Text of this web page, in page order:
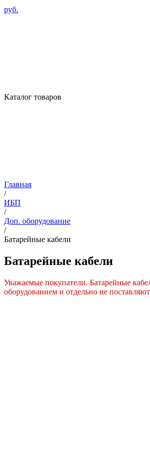
руб.
Каталог товаров
Главная
/
ИБП
/
Доп. оборудование
/
Батарейные кабели
Батарейные кабели
Уважаемые покупатели. Батарейные
оборудованием и отдельно не